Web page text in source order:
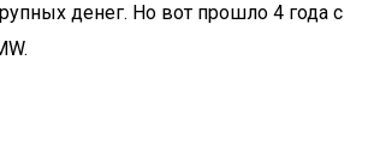
денег. Но вот прошло 4 года с